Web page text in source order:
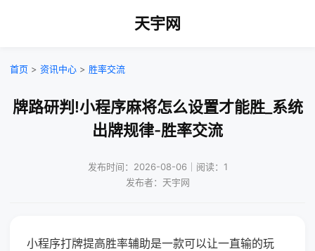
天宇网
首页 > 资讯中心 > 胜率交流
牌路研判!小程序麻将怎么设置才能胜_系统
出牌规律-胜率交流
发布时间：2026-08-06｜阅读：1
发布者：天宇网
小程序打牌提高胜率辅助是一款可以让一直输的玩